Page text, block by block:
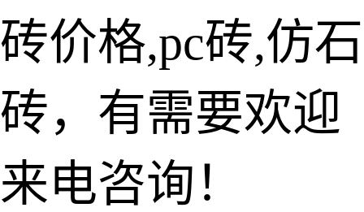
砖价格,pc砖,仿石
砖，有需要欢迎
来电咨询！
承重仿石砖
细面透水砖